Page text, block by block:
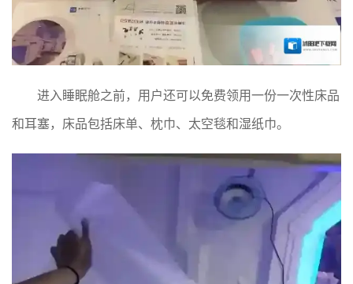
进入睡眠舱之前，用户还可以免费领用一份一次性床品
和耳塞，床品包括床单、枕巾、太空毯和湿纸巾。